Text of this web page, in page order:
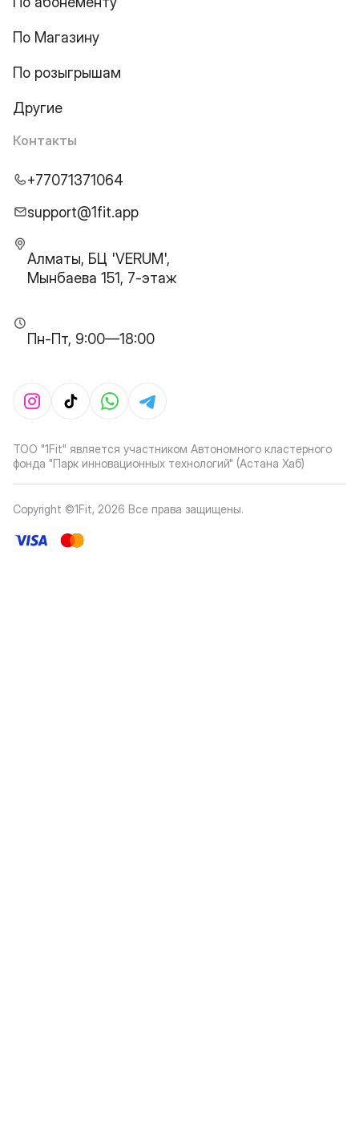
По Магазину
По розыгрышам
Другие
Контакты
+77071371064
support@1fit.app
Алматы, БЦ 'VERUM',
Мынбаева 151, 7-этаж
Пн-Пт, 9:00—18:00
ТОО "1Fit" является участником Автономного кластерного
фонда "Парк инновационных технологий" (Астана Хаб)
Copyright ©1Fit, 2026 Все права защищены.